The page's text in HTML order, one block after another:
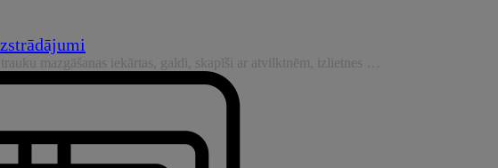
mazgāšanas iekārtas, galdi, skapīši ar atvilktnēm, izlietnes …